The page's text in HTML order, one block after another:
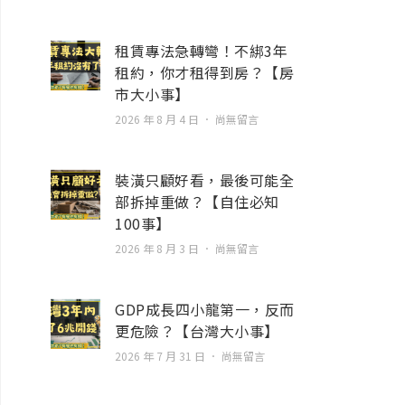
租賃專法急轉彎！不綁3年
租約，你才租得到房？【房
市大小事】
2026 年 8 月 4 日 尚無留言
裝潢只顧好看，最後可能全
部拆掉重做？【自住必知
100事】
2026 年 8 月 3 日 尚無留言
GDP成長四小龍第一，反而
更危險？【台灣大小事】
2026 年 7 月 31 日 尚無留言